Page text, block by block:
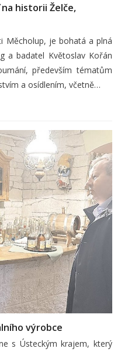
historii Želče,
Měcholup, je bohatá a plná
a badatel Květoslav Kořán
především tématům
a osídlením, včetně…
výrobce
s Ústeckým krajem, který